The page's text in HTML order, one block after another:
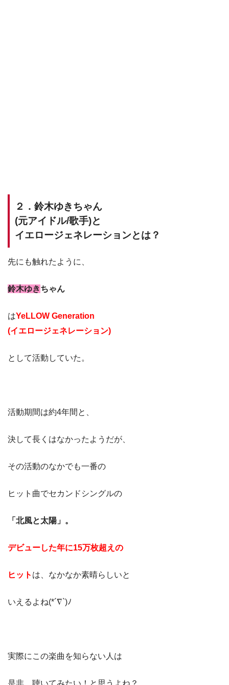
２．鈴木ゆきちゃん
(元アイドル/歌手)と
イエロージェネレーションとは？
先にも触れたように、
鈴木ゆきちゃん
はYeLLOW Generation
(イエロージェネレーション)
として活動していた。
活動期間は約4年間と、
決して長くはなかったようだが、
その活動のなかでも一番の
ヒット曲でセカンドシングルの
「北風と太陽」。
デビューした年に15万枚超えの
ヒット は、なかなか素晴らしいと
いえるよね(*´∇`)ﾉ
実際にこの楽曲を知らない人は
是非、聴いてみたい！と思うよね？